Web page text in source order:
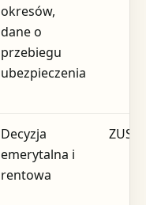
okresów,
dane o
przebiegu
ubezpieczenia
Decyzja
emerytalna i
rentowa
ZUS